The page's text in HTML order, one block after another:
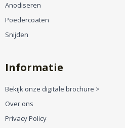
Anodiseren
Poedercoaten
Snijden
Informatie
Bekijk onze digitale brochure >
Over ons
Privacy Policy